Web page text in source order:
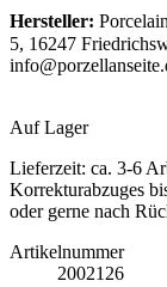
Hersteller:
5, 16247
Auf Lager
Lieferzeit: ca. 3-6
Korrekturabzuges
oder gerne nach
Artikelnummer
2002126